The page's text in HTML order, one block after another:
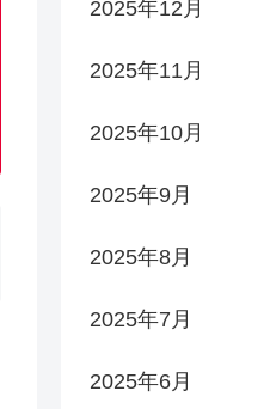
2025年12月
2025年11月
2025年10月
2025年9月
2025年8月
2025年7月
2025年6月